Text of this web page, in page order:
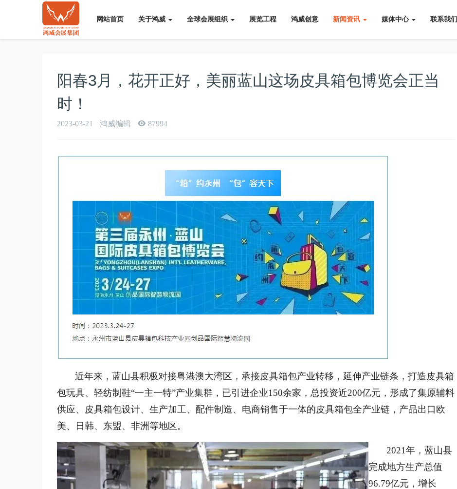
网站首页 关于鸿威 全球会展组织 展览工程 鸿威创意 新闻资讯 媒体中心 联系我们
阳春3月，花开正好，美丽蓝山这场皮具箱包博览会正当
时！
2023-03-21 鸿威编辑 87994
近年来，蓝山县积极对接粤港澳大湾区，承接皮具箱包产业转移，延伸产业链条，打造皮具箱
包玩具、轻纺制鞋“一主一特”产业集群，已引进企业150余家，总投资近200亿元，形成了集原辅料
供应、皮具箱包设计、生产加工、配件制造、电商销售于一体的皮具箱包全产业链，产品出口欧
美、日韩、东盟、非洲等地区。
2021年，蓝山县
完成地方生产总值
96.79亿元，增长